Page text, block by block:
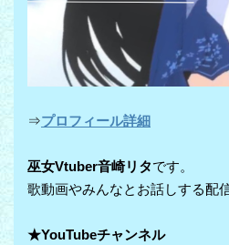
⇒プロフィール詳細
巫女Vtuber音崎リタです。
歌動画やみんなとお話しする配
★YouTubeチャンネル